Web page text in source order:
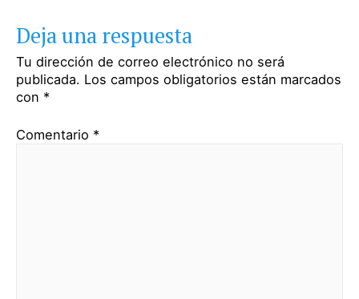
Deja una respuesta
Tu dirección de correo electrónico no será
publicada. Los campos obligatorios están marcados
con *
Comentario *